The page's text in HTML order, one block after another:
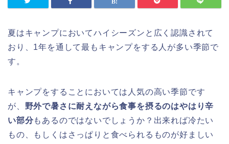
夏はキャンプにおいてハイシーズンと広く認識されて
おり、1年を通して最もキャンプをする人が多い季節で
す。
キャンプをすることにおいては人気の高い季節です
が、 野外で暑さに耐えながら食事を摂るのはやはり辛
い部分もあるのではないでしょうか？出来れば冷たい
もの、もしくはさっぱりと食べられるものが好ましい